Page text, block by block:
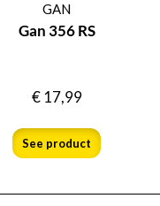
GAN
Gan 356 RS
€17,99
See product